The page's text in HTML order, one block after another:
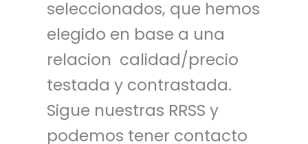
seleccionados, que hemos
elegido en base a una
relacion calidad/precio
testada y contrastada.
Sigue nuestras RRSS y
podemos tener contacto